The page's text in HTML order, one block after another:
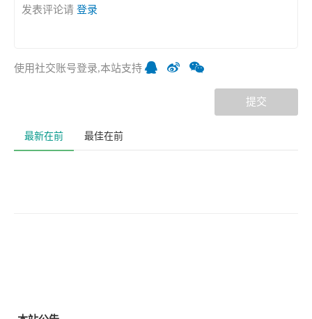
发表评论请 登录
使用社交账号登录,本站支持
提交
最新在前 最佳在前